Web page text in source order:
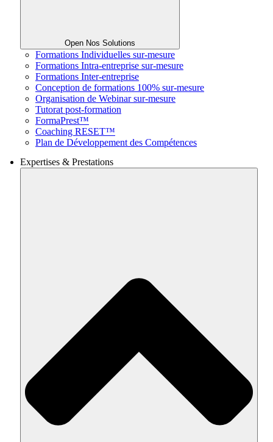
Open Nos Solutions
Formations Individuelles sur-mesure
Formations Intra-entreprise sur-mesure
Formations Inter-entreprise
Conception de formations 100% sur-mesure
Organisation de Webinar sur-mesure
Tutorat post-formation
FormaPrest™
Coaching RESET™
Plan de Développement des Compétences
Expertises & Prestations